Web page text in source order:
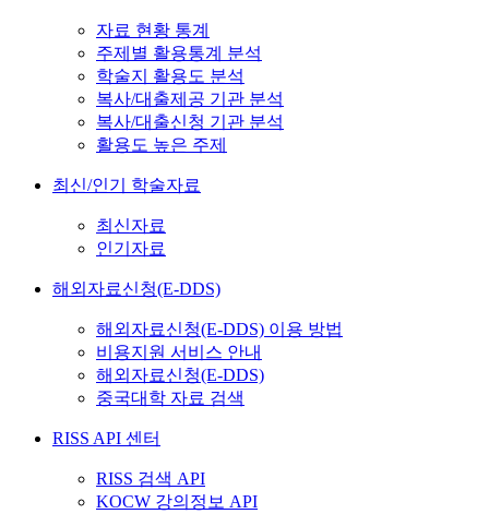
자료 현황 통계
주제별 활용통계 분석
학술지 활용도 분석
복사/대출제공 기관 분석
복사/대출신청 기관 분석
활용도 높은 주제
최신/인기 학술자료
최신자료
인기자료
해외자료신청(E-DDS)
해외자료신청(E-DDS) 이용 방법
비용지원 서비스 안내
해외자료신청(E-DDS)
중국대학 자료 검색
RISS API 센터
RISS 검색 API
KOCW 강의정보 API